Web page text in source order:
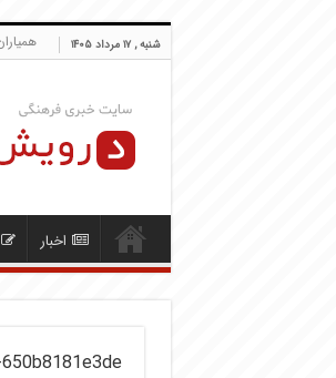
شنبه , ۱۷ مرداد ۱۴۰۵
اخبار